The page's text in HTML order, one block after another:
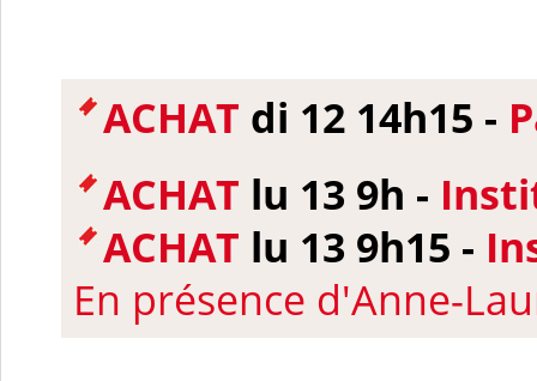
ACHAT di 12 14h15 -
ACHAT lu 13 9h -
ACHAT lu 13 9h15 -
En présence d'Anne-